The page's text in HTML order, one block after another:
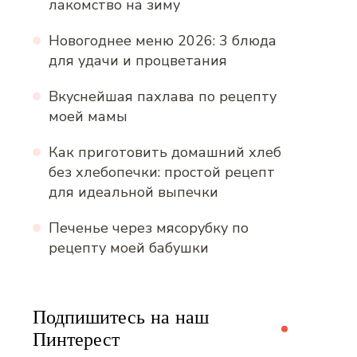
лакомство на зиму
Новогоднее меню 2026: 3 блюда
для удачи и процветания
Вкуснейшая пахлава по рецепту
моей мамы
Как приготовить домашний хлеб
без хлебопечки: простой рецепт
для идеальной выпечки
Печенье через мясорубку по
рецепту моей бабушки
Подпишитесь на наш
Пинтерест